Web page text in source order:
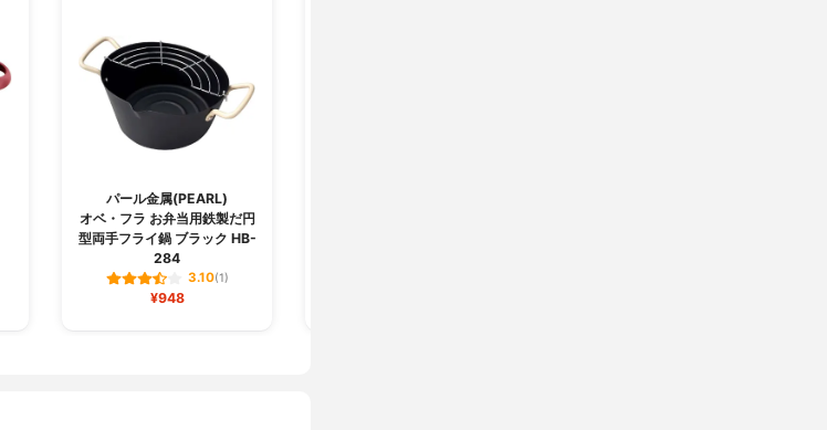
パール金属(PEARL)
オベ・フラ お弁当用鉄製だ円
型両手フライ鍋 ブラック HB-
284
3.10(1)
¥948